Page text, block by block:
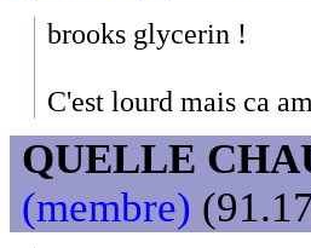
brooks glycerin !
C'est lourd mais ca
QUELLE
(membre)